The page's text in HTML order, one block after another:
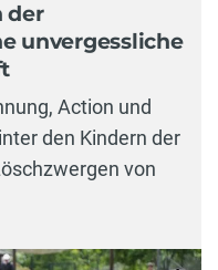
der
unvergessliche
Action und
den Kindern der
von